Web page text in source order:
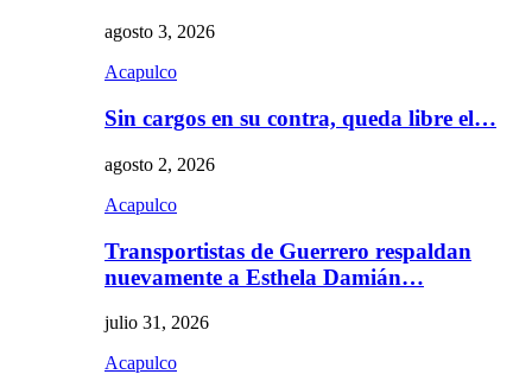
agosto 3, 2026
Acapulco
Sin cargos en su contra, queda libre el…
agosto 2, 2026
Acapulco
Transportistas de Guerrero respaldan
nuevamente a Esthela Damián…
julio 31, 2026
Acapulco